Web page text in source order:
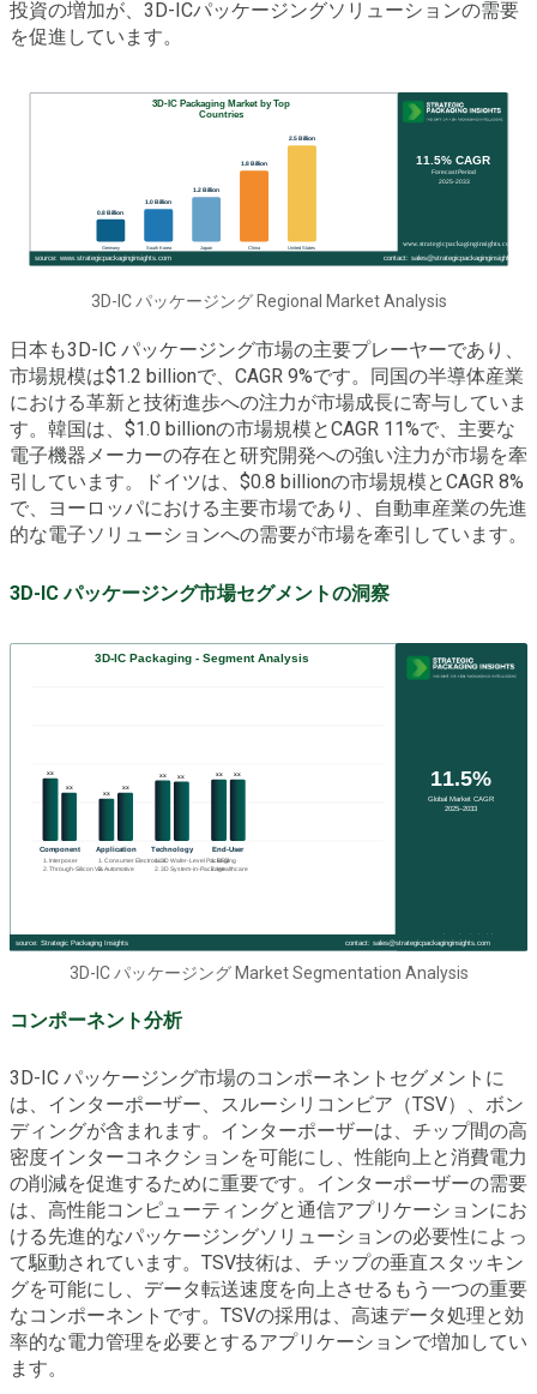
投資の増加が、3D-ICパッケージングソリューションの需要
を促進しています。
3D-IC パッケージング Regional Market Analysis
日本も3D-IC パッケージング市場の主要プレーヤーであり、
市場規模は$1.2 billionで、CAGR 9%です。同国の半導体産業
における革新と技術進歩への注力が市場成長に寄与していま
す。韓国は、$1.0 billionの市場規模とCAGR 11%で、主要な
電子機器メーカーの存在と研究開発への強い注力が市場を牽
引しています。ドイツは、$0.8 billionの市場規模とCAGR 8%
で、ヨーロッパにおける主要市場であり、自動車産業の先進
的な電子ソリューションへの需要が市場を牽引しています。
3D-IC パッケージング市場セグメントの洞察
3D-IC パッケージング Market Segmentation Analysis
コンポーネント分析
3D-IC パッケージング市場のコンポーネントセグメントに
は、インターポーザー、スルーシリコンビア（TSV）、ボン
ディングが含まれます。インターポーザーは、チップ間の高
密度インターコネクションを可能にし、性能向上と消費電力
の削減を促進するために重要です。インターポーザーの需要
は、高性能コンピューティングと通信アプリケーションにお
ける先進的なパッケージングソリューションの必要性によっ
て駆動されています。TSV技術は、チップの垂直スタッキン
グを可能にし、データ転送速度を向上させるもう一つの重要
なコンポーネントです。TSVの採用は、高速データ処理と効
率的な電力管理を必要とするアプリケーションで増加してい
ます。